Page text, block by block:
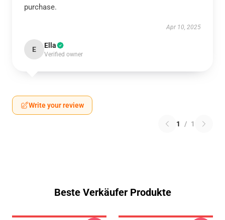
purchase.
Apr 10, 2025
E Ella
Verified owner
Write your review
1 / 1
Beste Verkäufer Produkte